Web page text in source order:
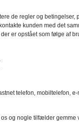
de regler og
kunden med det
er opstået som følge af
telefon, mobiltelefon,
og nogle tilfælder